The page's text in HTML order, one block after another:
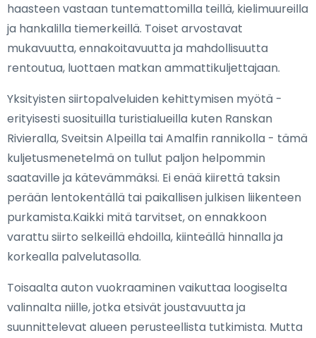
haasteen vastaan tuntemattomilla teillä, kielimuureilla
ja hankalilla tiemerkeillä. Toiset arvostavat
mukavuutta, ennakoitavuutta ja mahdollisuutta
rentoutua, luottaen matkan ammattikuljettajaan.
Yksityisten siirtopalveluiden kehittymisen myötä -
erityisesti suosituilla turistialueilla kuten Ranskan
Rivieralla, Sveitsin Alpeilla tai Amalfin rannikolla - tämä
kuljetusmenetelmä on tullut paljon helpommin
saataville ja kätevämmäksi. Ei enää kiirettä taksin
perään lentokentällä tai paikallisen julkisen liikenteen
purkamista.Kaikki mitä tarvitset, on ennakkoon
varattu siirto selkeillä ehdoilla, kiinteällä hinnalla ja
korkealla palvelutasolla.
Toisaalta auton vuokraaminen vaikuttaa loogiselta
valinnalta niille, jotka etsivät joustavuutta ja
suunnittelevat alueen perusteellista tutkimista. Mutta